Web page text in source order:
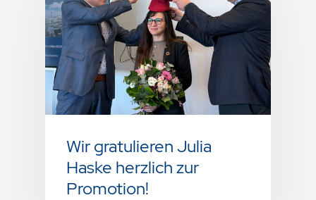
Wir gratulieren Julia
Haske herzlich zur
Promotion!